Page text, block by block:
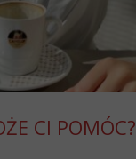
CI POMÓC?